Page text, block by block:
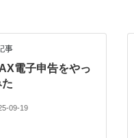
事
電子申告をやっ
09-19